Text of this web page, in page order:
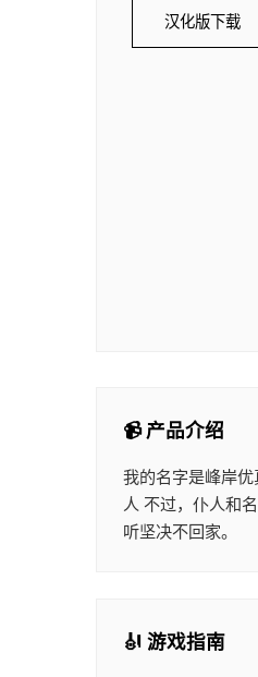
汉化版下载
📹 产品介绍
我的名字是峰岸
人 不过，仆人和
听坚决不回家。
🎻 游戏指南